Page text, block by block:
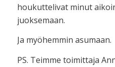
houkuttelivat minut
juoksemaan.
Ja myöhemmin asumaan.
PS. Teimme toimittaja